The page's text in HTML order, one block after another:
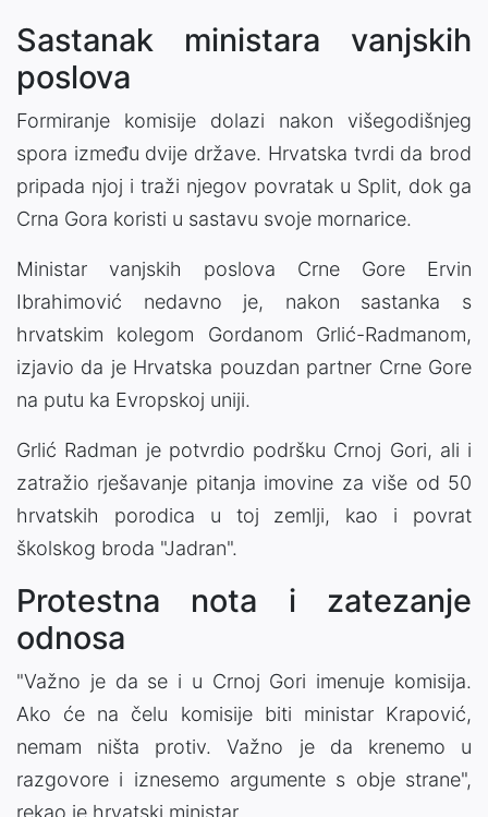
Sastanak ministara vanjskih
poslova
Formiranje komisije dolazi nakon višegodišnjeg
spora između dvije države. Hrvatska tvrdi da brod
pripada njoj i traži njegov povratak u Split, dok ga
Crna Gora koristi u sastavu svoje mornarice.
Ministar vanjskih poslova Crne Gore Ervin
Ibrahimović nedavno je, nakon sastanka s
hrvatskim kolegom Gordanom Grlić-Radmanom,
izjavio da je Hrvatska pouzdan partner Crne Gore
na putu ka Evropskoj uniji.
Grlić Radman je potvrdio podršku Crnoj Gori, ali i
zatražio rješavanje pitanja imovine za više od 50
hrvatskih porodica u toj zemlji, kao i povrat
školskog broda "Jadran".
Protestna nota i zatezanje
odnosa
"Važno je da se i u Crnoj Gori imenuje komisija.
Ako će na čelu komisije biti ministar Krapović,
nemam ništa protiv. Važno je da krenemo u
razgovore i iznesemo argumente s obje strane",
rekao je hrvatski ministar.